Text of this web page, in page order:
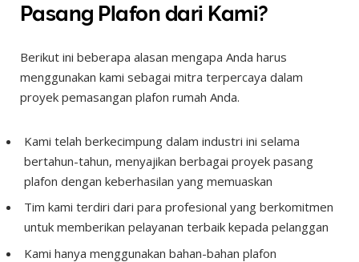
Pasang Plafon dari Kami?
Berikut ini beberapa alasan mengapa Anda harus
menggunakan kami sebagai mitra terpercaya dalam
proyek pemasangan plafon rumah Anda.
Kami telah berkecimpung dalam industri ini selama
bertahun-tahun, menyajikan berbagai proyek pasang
plafon dengan keberhasilan yang memuaskan
Tim kami terdiri dari para profesional yang berkomitmen
untuk memberikan pelayanan terbaik kepada pelanggan
Kami hanya menggunakan bahan-bahan plafon